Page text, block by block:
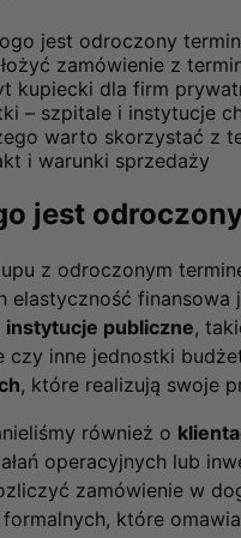
jest odroczony termin
zamówienie z
kupiecki dla firm
– szpitale i instytucje
warto skorzystać z
i warunki sprzedaży
jest
z odroczonym
elastyczność
instytucje publiczne,
czy inne jednostki
, które realizują swoje
również o
operacyjnych lub
zamówienie w
które